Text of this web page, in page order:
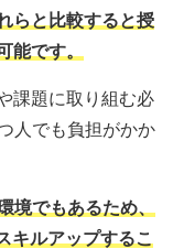
らと比較すると授
能です。
課題に取り組む必
人でも負担がかか
境でもあるため、
キルアップするこ